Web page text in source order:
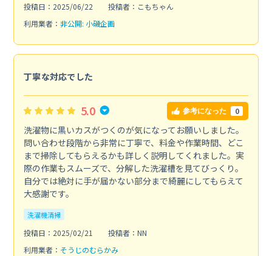
投稿日：2025/06/22
投稿者：こもちゃん
利用業者： 非公開: 小磯企画
丁寧な対応でした
5.0 参考になった 0
洗濯物に黒いカスがつくのが気になってお願いしました。
問い合わせ段階から非常に丁寧で、料金や作業時間、どこ
まで掃除してもらえるかも詳しく説明してくれました。実
際の作業もスムーズで、分解した洗濯槽を見てびっくり。
自分では絶対に手が届かない部分まで綺麗にしてもらえて
大感謝です。
洗濯機清掃
投稿日：2025/02/21
投稿者：NN
利用業者： そうじのむらかみ